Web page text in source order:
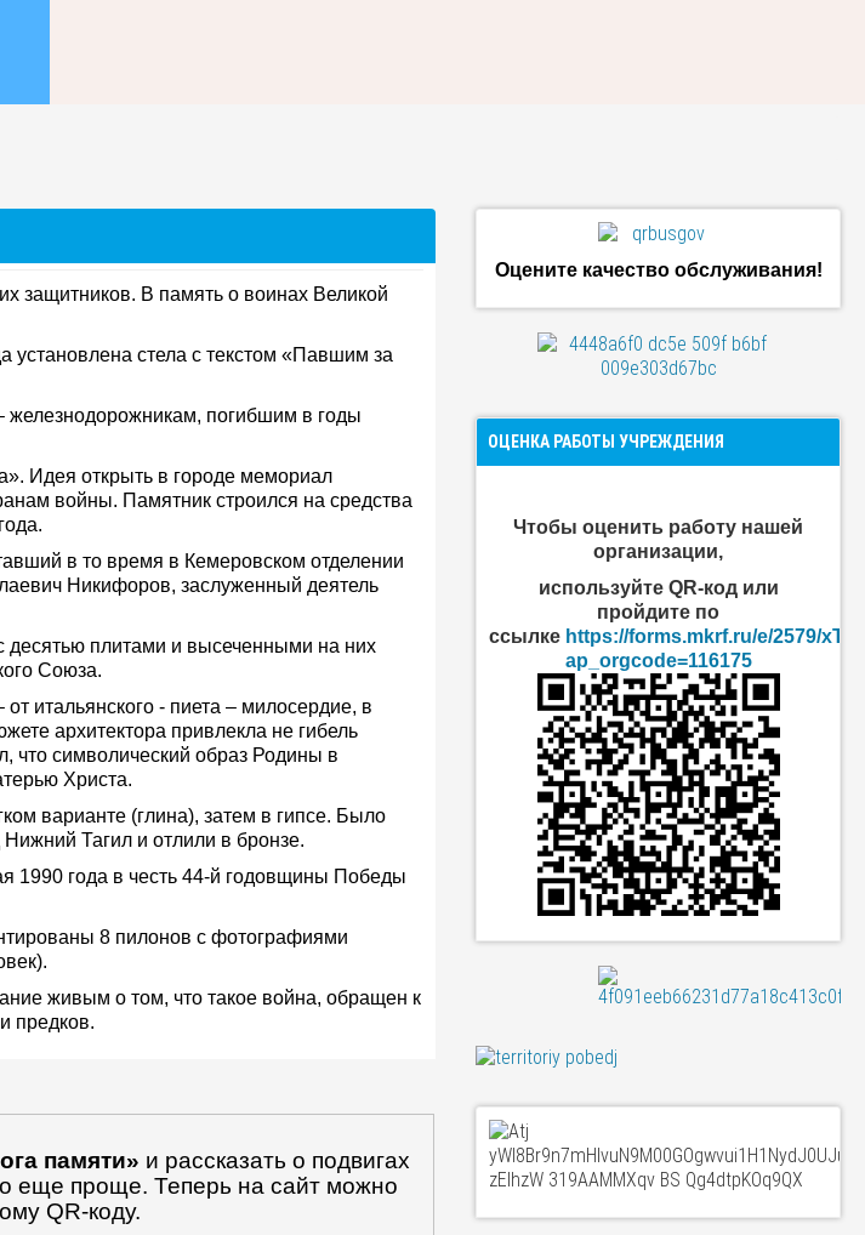
защитников. В память о воинах Великой
установлена стела с текстом «Павшим за
железнодорожникам, погибшим в годы
Идея открыть в городе мемориал
войны. Памятник строился на средства
в то время в Кемеровском отделении
Никифоров, заслуженный деятель
десятью плитами и высеченными на них
Союза.
итальянского - пиета – милосердие, в
архитектора привлекла не гибель
что символический образ Родины в
Христа.
варианте (глина), затем в гипсе. Было
Тагил и отлили в бронзе.
1990 года в честь 44-й годовщины Победы
8 пилонов с фотографиями
живым о том, что такое война, обращен к
предков.
памяти» и рассказать о подвигах
еще проще. Теперь на сайт можно
QR-коду.
Оцените качество обслуживания!
ОЦЕНКА РАБОТЫ УЧРЕЖДЕНИЯ
Чтобы оценить работу нашей
организации,
используйте QR-код или
пройдите по
ссылке https://forms.mkrf.ru/e/2579/
ap_orgcode=116175